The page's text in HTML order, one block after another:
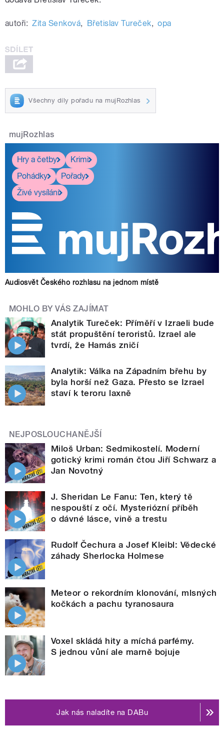
autoři: Zita Senková, Břetislav Tureček, opa
Všechny díly pořadu na mujRozhlas
mujRozhlas
Hry a četby
Krimi
Pohádky
Pořady
Živé vysílání
Audiosvět Českého rozhlasu na jednom místě
MOHLO BY VÁS ZAJÍMAT
Analytik Tureček: Příměří v Izraeli bude
stát propuštění teroristů. Izrael ale
tvrdí, že Hamás zničí
Analytik: Válka na Západním břehu by
byla horší než Gaza. Přesto se Izrael
staví k teroru laxně
NEJPOSLOUCHANĚJŠÍ
Miloš Urban: Sedmikostelí. Moderní
gotický krimi román čtou Jiří Schwarz a
Jan Novotný
J. Sheridan Le Fanu: Ten, který tě
nespouští z očí. Mysteriózní příběh
o dávné lásce, vině a trestu
Rudolf Čechura a Josef Kleibl: Vědecké
záhady Sherlocka Holmese
Meteor o rekordním klonování, mlsných
kočkách a pachu tyranosaura
Voxel skládá hity a míchá parfémy.
S jednou vůní ale marně bojuje
Jak nás naladíte na DABu